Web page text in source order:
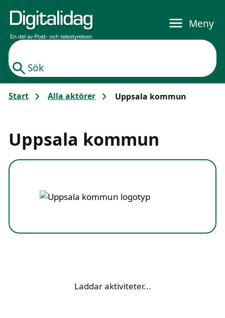
Sök
Meny
Start Alla aktörer Uppsala kommun
Uppsala kommun
Laddar aktiviteter...